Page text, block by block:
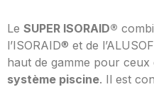
Le SUPER ISORAID®
l’ISORAID® et de
haut de gamme pour
système piscine. Il est